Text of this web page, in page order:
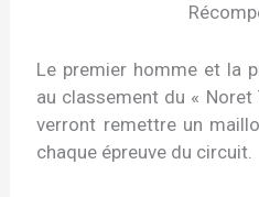
Le premier homme et la
au classement du « Noret
verront remettre un
chaque épreuve du circuit.